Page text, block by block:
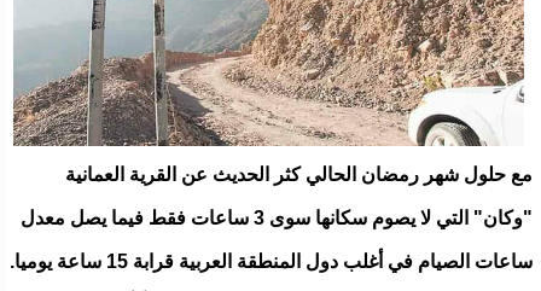
مع حلول شهر رمضان الحالي كثر الحديث عن القرية العمانية
"وكان" التي لا يصوم سكانها سوى 3 ساعات فقط فيما يصل معدل
ساعات الصيام في أغلب دول المنطقة العربية قرابة 15 ساعة يوميا.